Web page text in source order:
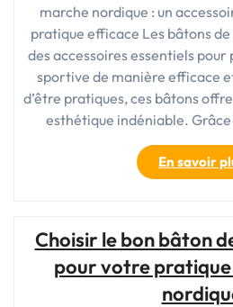
marche nordique : un
pratique efficace Les bâtons
des accessoires essentiels
sportive de manière efficace
d’être pratiques, ces bâtons
esthétique indéniable.
En savoir
Choisir le bon bâton
pour votre pratique